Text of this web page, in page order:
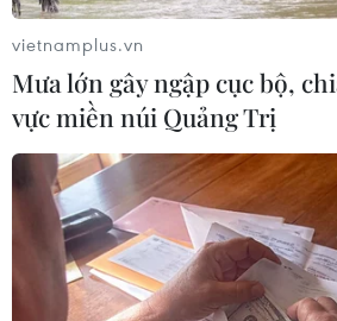
32,32% số phiếu ủng hộ.
Theo thông báo của Bộ Nội vụ
12/6 (theo giờ địa phương),
minh là đảng trung hữu Phong
(MoDem) đã bỏ xa phe cánh
dẫn trước đảng cực hữu Mặt
của bà Marine Le Pen 13,2%.
Tỷ lệ cử tri đi bỏ phiếu ở mức
vào khoảng 49%.
vietnamplus.vn
Mưa lớn gây ngập cục bộ,
vực miền núi Quảng Trị